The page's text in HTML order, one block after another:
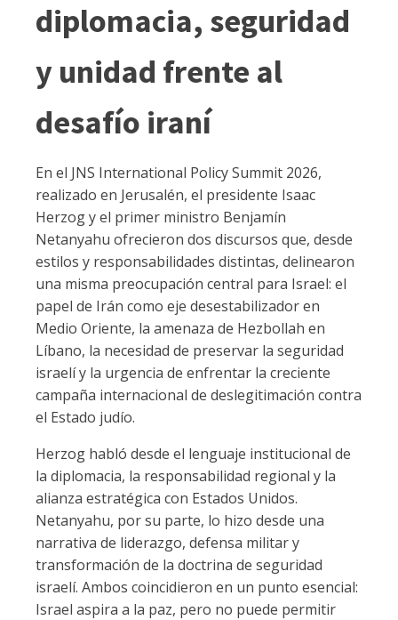
diplomacia, seguridad
y unidad frente al
desafío iraní
En el JNS International Policy Summit 2026,
realizado en Jerusalén, el presidente Isaac
Herzog y el primer ministro Benjamín
Netanyahu ofrecieron dos discursos que, desde
estilos y responsabilidades distintas, delinearon
una misma preocupación central para Israel: el
papel de Irán como eje desestabilizador en
Medio Oriente, la amenaza de Hezbollah en
Líbano, la necesidad de preservar la seguridad
israelí y la urgencia de enfrentar la creciente
campaña internacional de deslegitimación contra
el Estado judío.
Herzog habló desde el lenguaje institucional de
la diplomacia, la responsabilidad regional y la
alianza estratégica con Estados Unidos.
Netanyahu, por su parte, lo hizo desde una
narrativa de liderazgo, defensa militar y
transformación de la doctrina de seguridad
israelí. Ambos coincidieron en un punto esencial:
Israel aspira a la paz, pero no puede permitir